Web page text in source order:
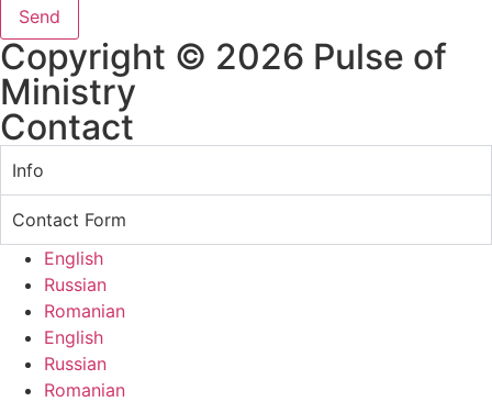
Send
Copyright © 2026 Pulse of
Ministry
Contact
Info
Contact Form
English
Russian
Romanian
English
Russian
Romanian